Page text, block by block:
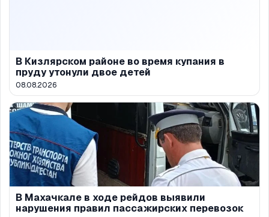
В Кизлярском районе во время купания в
пруду утонули двое детей
08.08.2026
В Махачкале в ходе рейдов выявили
нарушения правил пассажирских перевозок